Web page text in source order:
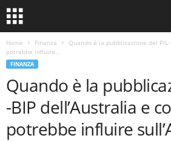
Home Finanza
Quando è la pubblicazione del PIL
potrebbe influire...
FINANZA
Quando è la
-BIP dell’Australia e
potrebbe influire